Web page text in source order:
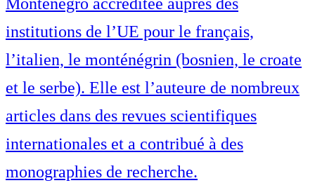
institutions de l’UE pour le français,
l’italien, le monténégrin (bosnien, le croate
et le serbe). Elle est l’auteure de nombreux
articles dans des revues scientifiques
internationales et a contribué à des
monographies de recherche.